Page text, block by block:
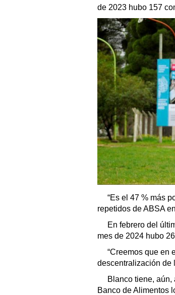
de 2023 hubo 157
“Es el 47 % más
repetidos de ABSA
En febrero del
mes de 2024 hubo
“Creemos que en
descentralización de
Blanco tiene, aún,
Banco de Alimentos